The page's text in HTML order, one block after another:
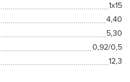
1x15
4,40
5,30
0,92/0,5
12,3